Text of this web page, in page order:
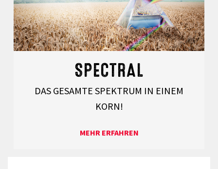
SPECTRAL
DAS GESAMTE SPEKTRUM IN EINEM
KORN!
MEHR ERFAHREN